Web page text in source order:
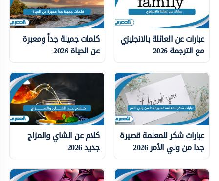
عبارات عن العائلة بالانجليزي
مع الترجمة 2026
كلمات جميلة جداً ومعبرة
عن الحياة 2026
عبارات شكر للمعلمة قصيرة
جدا من ولي الأمر 2026
كلام عن الشاي والمزاج
جديد 2026